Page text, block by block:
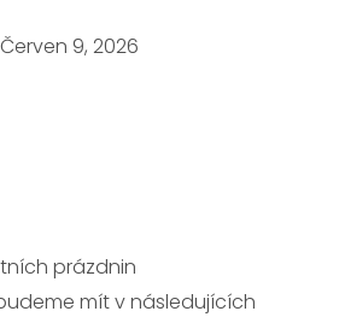
Červen 9, 2026
prázdnin
mít v následujících